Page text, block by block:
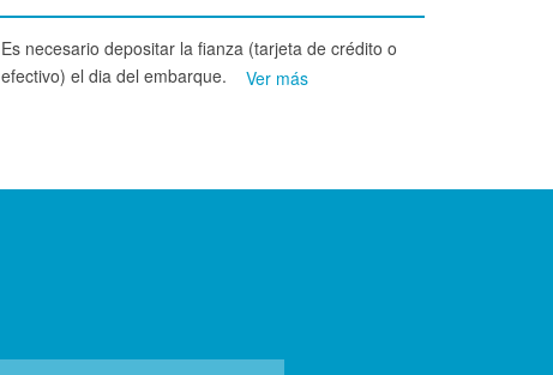
Es necesario depositar la fianza (tarjeta de crédito o
efectivo) el dia del embarque.
Ver más